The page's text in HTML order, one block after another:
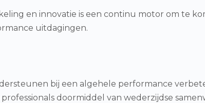
en innovatie is een continu motor om te
uitdagingen.
bij een algehele performance
doormiddel van wederzijdse